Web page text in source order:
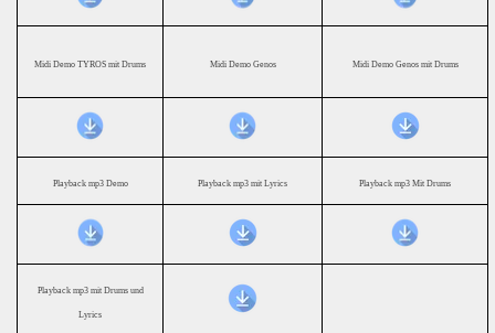
Midi Demo TYROS mit Drums Midi Demo Genos Midi Demo Genos mit Drums
Playback mp3 Demo Playback mp3 mit Lyrics Playback mp3 Mit Drums
Playback mp3 mit Drums und
Lyrics